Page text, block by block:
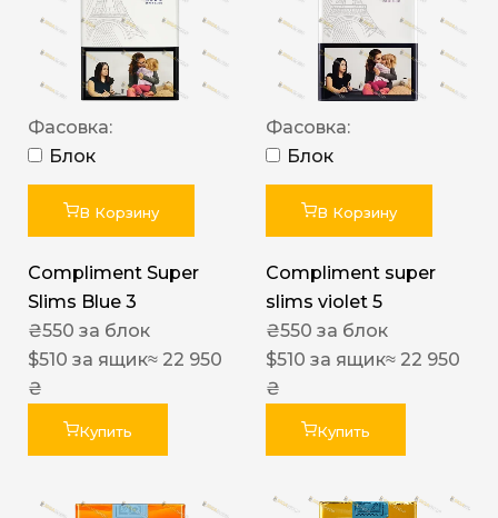
Фасовка:
Блок
В Корзину
Compliment Super
Slims Blue 3
₴550 за блок
$510 за ящик≈ 22 950
₴
Купить
Фасовка:
Блок
В Корзину
Compliment super
slims violet 5
₴550 за блок
$510 за ящик≈ 22 950
₴
Купить